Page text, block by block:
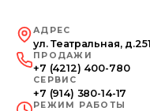
АДРЕС
ул. Театральная, д.251
ПРОДАЖИ
+7 (4212) 400-780
СЕРВИС
+7 (914) 380-14-17
РЕЖИМ РАБОТЫ